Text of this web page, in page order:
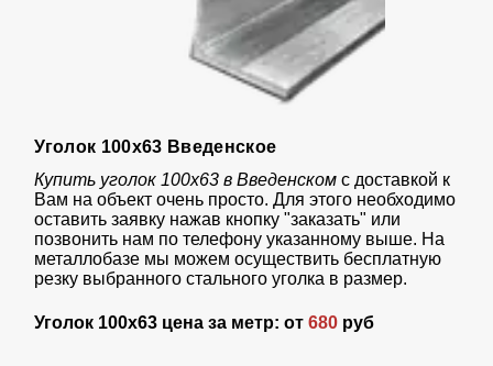
Уголок 100х63 Введенское
Купить уголок 100х63 в Введенскомс доставкой к
Вам на объект очень просто. Для этого необходимо
оставить заявку нажав кнопку "заказать" или
позвонить нам по телефону указанному выше. На
металлобазе мы можем осуществить бесплатную
резку выбранного стального уголка в размер.
Уголок 100х63 цена за метр: от 680 руб